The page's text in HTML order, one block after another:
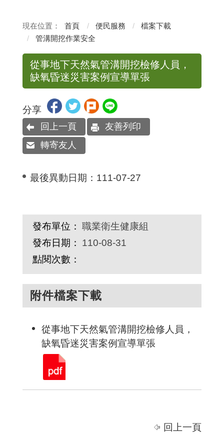
首頁 便民服務
檔案下載
管溝開挖作業安全
從事地下天然氣管溝開挖檢修人員，
缺氧昏迷災害案例宣導單張
分享
回上一頁
友善列印
轉寄友人
最後異動日期： 111-07-27
發布單位： 職業衛生健康組
發布日期：
110-08-31
點閱次數：
附件檔案下載
從事地下天然氣管溝開挖檢修人員，
缺氧昏迷災害案例宣導單張
回上一頁